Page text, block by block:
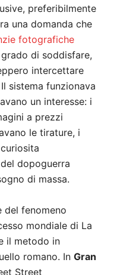
preferibilmente
una domanda che
fotografiche
di soddisfare,
intercettare
sistema funzionava
un interesse: i
a prezzi
le tirature, i
dopoguerra
di massa.
del fenomeno
mondiale di La
il metodo in
romano. In Gran
Street